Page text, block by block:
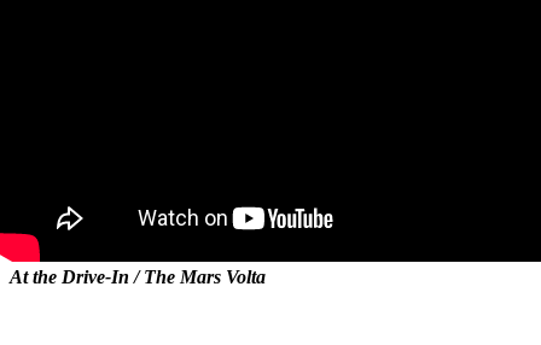
At the Drive-In / The Mars Volta